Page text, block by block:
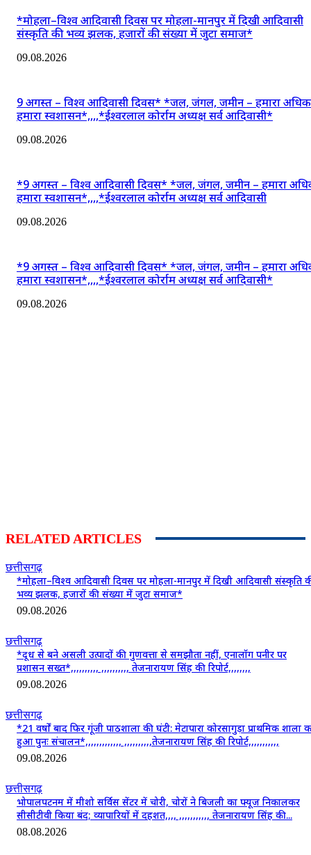
*मोहला–विश्व आदिवासी दिवस पर मोहला-मानपुर में दिखी आदिवासी
संस्कृति की भव्य झलक, हजारों की संख्या में जुटा समाज*
09.08.2026
9 अगस्त – विश्व आदिवासी दिवस* *जल, जंगल, जमीन – हमारा
हमारा स्वशासन*,,,,*ईश्वरलाल कोर्राम अध्यक्ष सर्व आदिवासी*
09.08.2026
*9 अगस्त – विश्व आदिवासी दिवस* *जल, जंगल, जमीन – हमारा
हमारा स्वशासन*,,,,*ईश्वरलाल कोर्राम अध्यक्ष सर्व आदिवासी
09.08.2026
*9 अगस्त – विश्व आदिवासी दिवस* *जल, जंगल, जमीन – हमारा
हमारा स्वशासन*,,,,*ईश्वरलाल कोर्राम अध्यक्ष सर्व आदिवासी*
09.08.2026
RELATED ARTICLES
छत्तीसगढ़
*मोहला–विश्व आदिवासी दिवस पर मोहला-मानपुर में दिखी आदिवासी संस्कृति
भव्य झलक, हजारों की संख्या में जुटा समाज*
09.08.2026
छत्तीसगढ़
*दूध से बने असली उत्पादों की गुणवत्ता से समझौता नहीं, एनालॉग पनीर पर
प्रशासन सख्त*,,,,,,,,,, ,,,,,,,,,, तेजनारायण सिंह की रिपोर्ट,,,,,,,,
09.08.2026
छत्तीसगढ़
*21 वर्षों बाद फिर गूंजी पाठशाला की घंटी: मेटापारा कोरसागुड़ा प्राथमिक शाला
हुआ पुनः संचालन*,,,,,,,,,,,,, ,,,,,,,,,,तेजनारायण सिंह की रिपोर्ट,,,,,,,,,,,
09.08.2026
छत्तीसगढ़
भोपालपटनम में मीशो सर्विस सेंटर में चोरी, चोरों ने बिजली का फ्यूज निकालकर
सीसीटीवी किया बंद; व्यापारियों में दहशत,,,, ,,,,,,,,,,, तेजनारायण सिंह की...
08.08.2026